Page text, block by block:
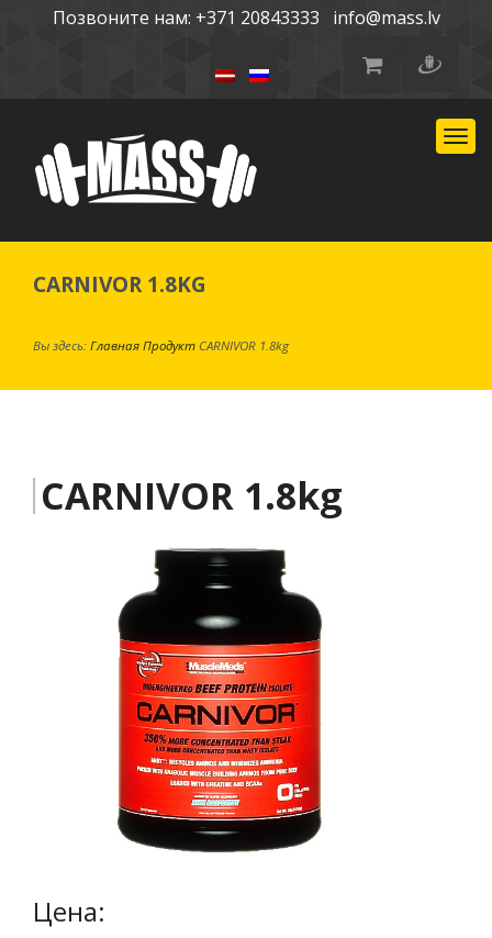
Позвоните нам: +371 20843333 info@mass.lv
CARNIVOR 1.8KG
Вы здесь: Главная Продукт CARNIVOR 1.8kg
CARNIVOR 1.8kg
Цена: